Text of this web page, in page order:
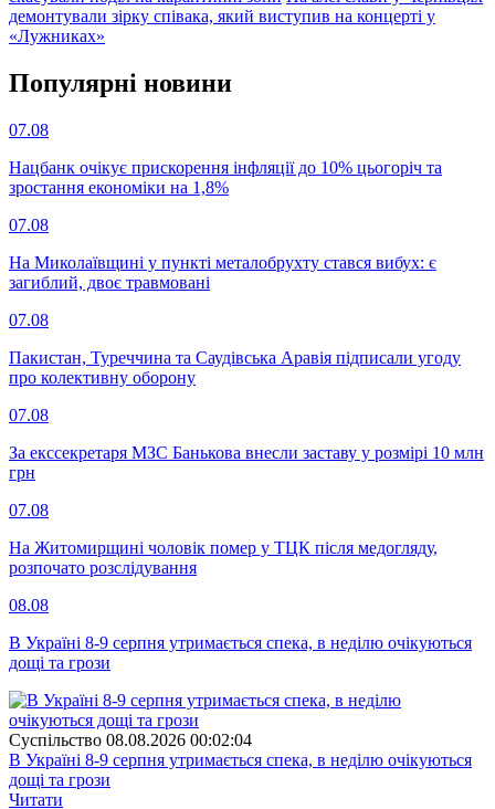
демонтували зірку співака, який виступив на концерті у
«Лужниках»
Популярнi новини
07.08
Нацбанк очікує прискорення інфляції до 10% цьогоріч та
зростання економіки на 1,8%
07.08
На Миколаївщині у пункті металобрухту стався вибух: є
загиблий, двоє травмовані
07.08
Пакистан, Туреччина та Саудівська Аравія підписали угоду
про колективну оборону
07.08
За екссекретаря МЗС Банькова внесли заставу у розмірі 10 млн
грн
07.08
На Житомирщині чоловік помер у ТЦК після медогляду,
розпочато розслідування
08.08
В Україні 8-9 серпня утримається спека, в неділю очікуються
дощі та грози
Суспiльство 08.08.2026 00:02:04
В Україні 8-9 серпня утримається спека, в неділю очікуються
дощі та грози
Читати